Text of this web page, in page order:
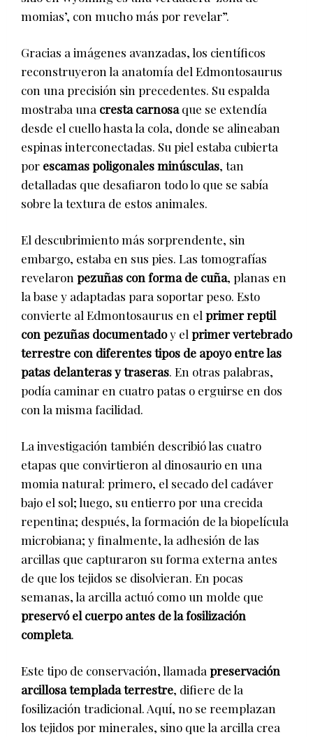
momias’, con mucho más por revelar”.
Gracias a imágenes avanzadas, los científicos
reconstruyeron la anatomía del Edmontosaurus
con una precisión sin precedentes. Su espalda
mostraba una cresta carnosaque se extendía
desde el cuello hasta la cola, donde se alineaban
espinas interconectadas. Su piel estaba cubierta
por escamas poligonales minúsculas, tan
detalladas que desafiaron todo lo que se sabía
sobre la textura de estos animales.
El descubrimiento más sorprendente, sin
embargo, estaba en sus pies. Las tomografías
revelaron pezuñas con forma de cuña, planas en
la base y adaptadas para soportar peso. Esto
convierte al Edmontosaurus en el primer reptil
con pezuñas documentadoy el primer vertebrado
terrestre con diferentes tipos de apoyo entre las
patas delanteras y traseras. En otras palabras,
podía caminar en cuatro patas o erguirse en dos
con la misma facilidad.
La investigación también describió las cuatro
etapas que convirtieron al dinosaurio en una
momia natural: primero, el secado del cadáver
bajo el sol; luego, su entierro por una crecida
repentina; después, la formación de la biopelícula
microbiana; y finalmente, la adhesión de las
arcillas que capturaron su forma externa antes
de que los tejidos se disolvieran. En pocas
semanas, la arcilla actuó como un molde que
preservó el cuerpo antes de la fosilización
completa.
Este tipo de conservación, llamada preservación
arcillosa templada terrestre, difiere de la
fosilización tradicional. Aquí, no se reemplazan
los tejidos por minerales, sino que la arcilla crea